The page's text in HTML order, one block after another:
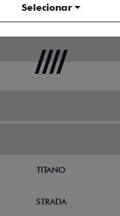
TITANO
STRADA
Selecionar